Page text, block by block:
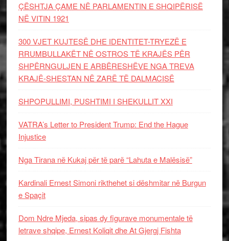
ÇËSHTJA ÇAME NË PARLAMENTIN E SHQIPËRISË
NË VITIN 1921
300 VJET KUJTESË DHE IDENTITET-TRYEZË E
RRUMBULLAKËT NË OSTROS TË KRAJËS PËR
SHPËRNGULJEN E ARBËRESHËVE NGA TREVA
KRAJË-SHESTAN NË ZARË TË DALMACISË
SHPOPULLIMI, PUSHTIMI I SHEKULLIT XXI
VATRA’s Letter to President Trump: End the Hague
Injustice
Nga Tirana në Kukaj për të parë “Lahuta e Malësisë”
Kardinali Ernest Simoni rikthehet si dëshmitar në Burgun
e Spaçit
Dom Ndre Mjeda, sipas dy figurave monumentale të
letrave shqipe, Ernest Koliqit dhe At Gjergj Fishta